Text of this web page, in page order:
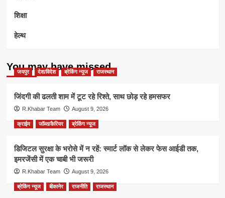
शिक्षा
हेल्थ
You may have missed
जयपुर देश/विदेश ब्रेकिंग न्यूज राजस्थान
जिंदगी की ढलती शाम में टूट रहे रिश्ते, साथ छोड़ रहे हमसफर
R.Khabar Team August 9, 2026
क्राईम जॉब्स/कैरियर ब्रेकिंग न्यूज
डिजिटल सुरक्षा के भरोसे में न रहें: स्मार्ट लॉक से लेकर फेस आईडी तक,
इमरजेंसी में एक चाबी भी जरूरी
R.Khabar Team August 9, 2026
ब्रेकिंग न्यूज बीकानेर राजनीति राजस्थान